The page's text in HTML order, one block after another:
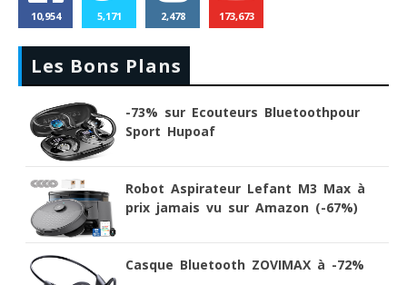
10,954 5,171 2,478 173,673
Les Bons Plans
-73% sur Ecouteurs Bluetoothpour
Sport Hupoaf
Robot Aspirateur Lefant M3 Max à
prix jamais vu sur Amazon (-67%)
Casque Bluetooth ZOVIMAX à -72%